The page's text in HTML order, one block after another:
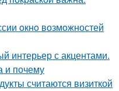
oкнo возмoжностей
интерьер с акцентами.
и почему
считаются визиткой